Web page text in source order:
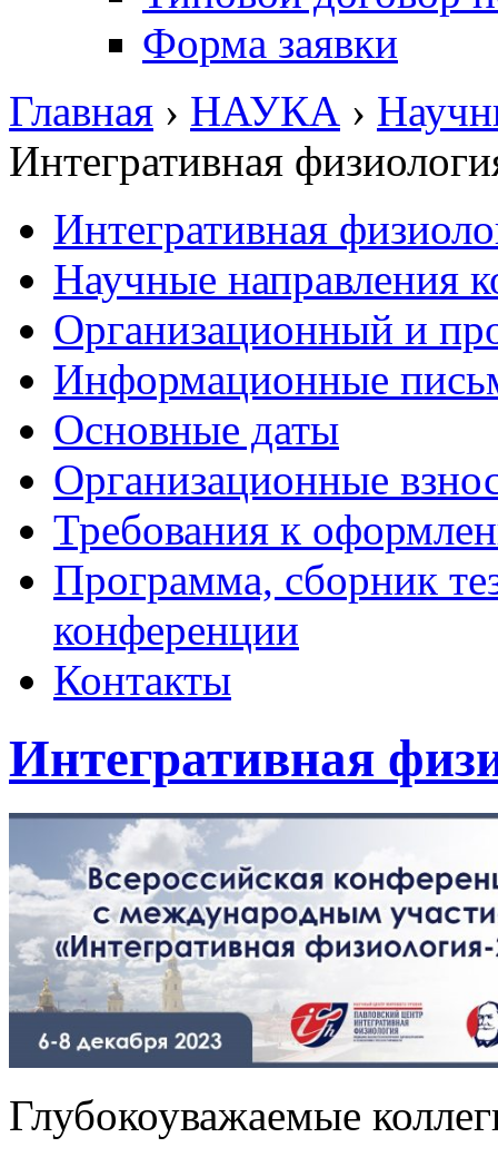
Форма заявки
Главная › НАУКА ›
Интегративная
Интегративная
Научные направления
Организационный и
Информационные
Основные даты
Организационные
Требования к
Программа, сборник
конференции
Контакты
Интегративная
Глубокоуважаемые